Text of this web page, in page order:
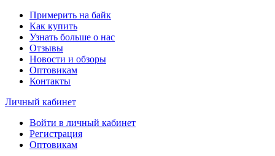
Примерить на байк
Как купить
Узнать больше о нас
Отзывы
Новости и обзоры
Оптовикам
Контакты
Личный кабинет
Войти в личный кабинет
Регистрация
Оптовикам